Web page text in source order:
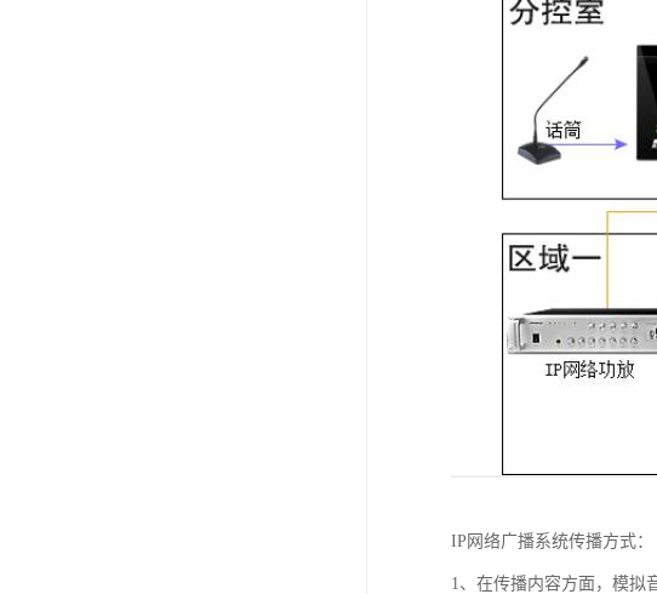
IP网络广播系统传播方式：
1、在传播内容方面，模拟